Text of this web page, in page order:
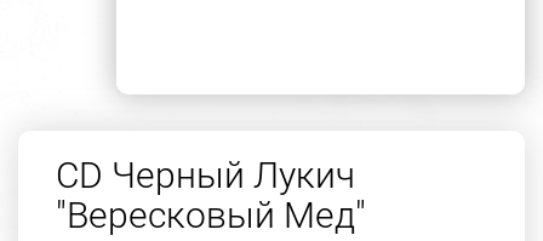
CD Черный Лукич
"Вересковый Мед"